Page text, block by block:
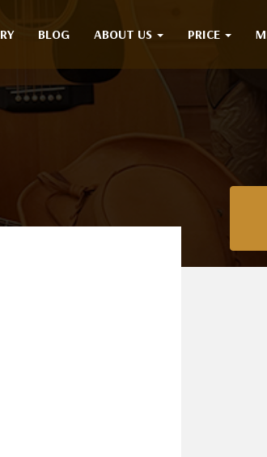
BLOG ABOUT US PRICE